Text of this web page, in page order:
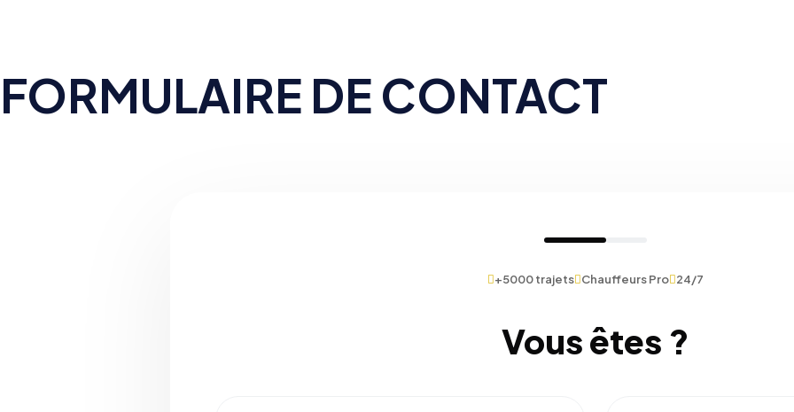
FORMULAIRE DE CONTACT
+5000 trajets Chauffeurs Pro 24/7
Vous êtes ?